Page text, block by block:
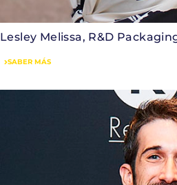
Lesley Melissa, R&D
SABER MÁS